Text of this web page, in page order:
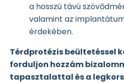
a hosszú távú
valamint az
érdekében.
Térdprotézis beültetéssel
forduljon hozzám
tapasztalattal és a